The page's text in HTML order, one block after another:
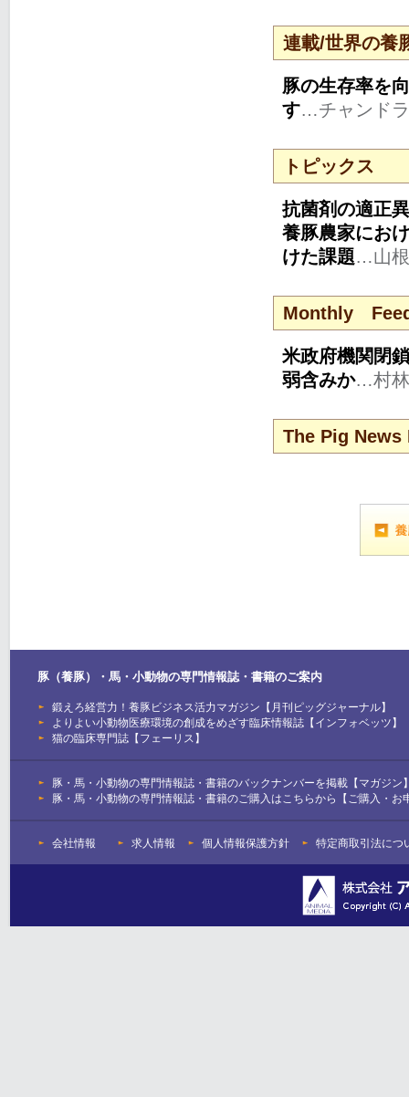
連載/世界の養
豚の生存率を
す…チャンド
トピックス
抗菌剤の適正
養豚農家にお
けた課題…山
Monthly
米政府機関閉
弱含みか…村
The Pig News
豚（養豚）・馬・小動物の専門情報誌・書籍のご案内
鍛えろ経営力！養豚ビジネス活力マガジン【月刊ピッグジャーナル】
よりよい小動物医療環境の創成をめざす臨床情報誌【インフォベッツ】
猫の臨床専門誌【フェーリス】
豚・馬・小動物の専門情報誌・書籍のバックナンバーを掲載【マガジン
豚・馬・小動物の専門情報誌・書籍のご購入はこちらから【ご購入・お
会社情報 求人情報 個人情報保護方針 特定商取引法につ